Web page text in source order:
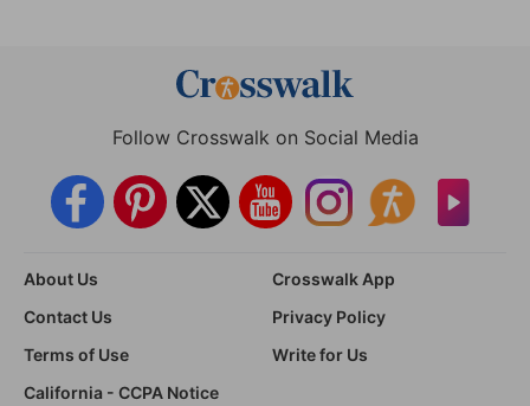
Follow Crosswalk on Social Media
About Us
Crosswalk App
Contact Us
Privacy Policy
Terms of Use
Write for Us
California - CCPA Notice